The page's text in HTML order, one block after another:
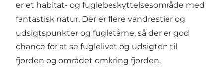
er et habitat- og fuglebeskyttelsesområde med
fantastisk natur. Der er flere vandrestier og
udsigtspunkter og fugletårne, så der er god
chance for at se fuglelivet og udsigten til
fjorden og området omkring fjorden.